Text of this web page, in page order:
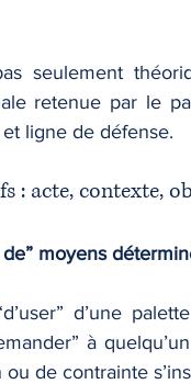
seulement
retenue par le
ligne de défense.
: acte, contexte,
de” moyens
d’une
ou de contrainte